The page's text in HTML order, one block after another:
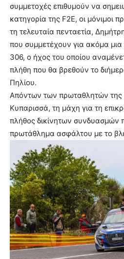
συμμετοχές επιθυμούν να
κατηγορία της F2E, οι μόνιμοι
τη τελευταία πενταετία,
που συμμετέχουν για ακόμα
306, ο ήχος του οποίου
πλήθη που θα βρεθούν το
Πηλίου.
Απόντων των πρωταθλητών της
Κυπαρισσά, τη μάχη για τη
πλήθος δικίνητων συνδυασμών
πρωτάθλημα ασφάλτου με το